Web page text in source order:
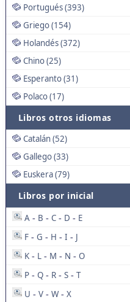
Portugués (393)
Griego (154)
Holandés (372)
Chino (25)
Esperanto (31)
Polaco (17)
Libros otros idiomas
Catalán (52)
Gallego (33)
Euskera (79)
Libros por inicial
A - B - C - D - E
F - G - H - I - J
K - L - M - N - O
P - Q - R - S - T
U - V - W - X